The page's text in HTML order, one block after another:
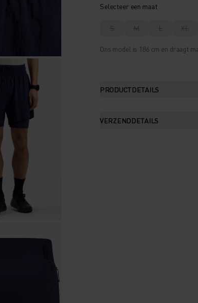
Selecteer een maat
S M L XL
Ons model is 186 cm en draagt
PRODUCTDETAILS
VERZENDDETAILS